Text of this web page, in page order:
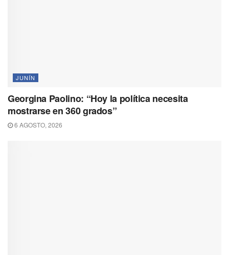
JUNÍN
Georgina Paolino: “Hoy la política necesita
mostrarse en 360 grados”
6 AGOSTO, 2026